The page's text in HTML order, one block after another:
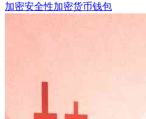
加密安全性加密货币钱包